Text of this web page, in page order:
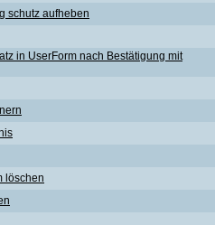
schutz aufheben
in UserForm nach Bestätigung mit
löschen